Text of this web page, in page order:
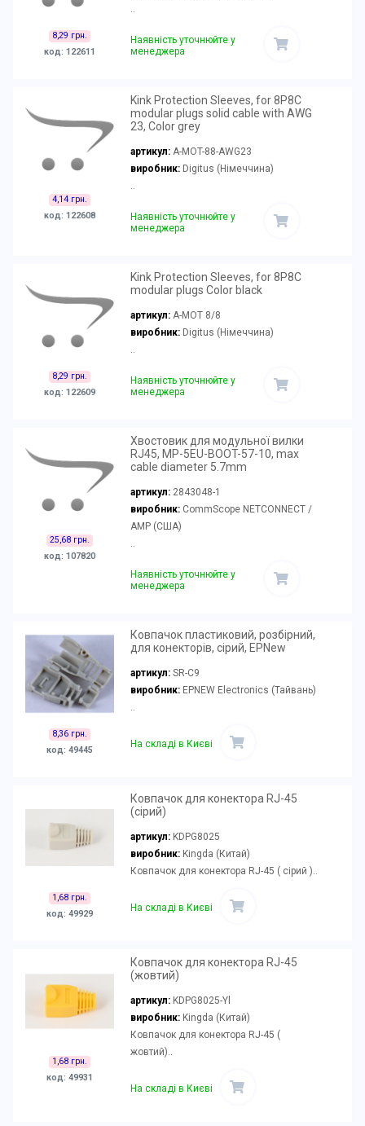
8,29 грн.
код: 122611
Наявність уточнюйте у
менеджера
4,14 грн.
код: 122608
Kink Protection Sleeves, for 8P8C
modular plugs solid cable with AWG
23, Color grey
артикул: A-MOT-88-AWG23
виробник:Digitus (Німеччина)
Наявність уточнюйте у
менеджера
8,29 грн.
код: 122609
Kink Protection Sleeves, for 8P8C
modular plugs Color black
артикул: A-MOT 8/8
виробник:Digitus (Німеччина)
Наявність уточнюйте у
менеджера
25,68 грн.
код: 107820
Хвостовик для модульної вилки
RJ45, MP-5EU-BOOT-57-10, max
cable diameter 5.7mm
артикул: 2843048-1
виробник:CommScope NETCONNECT /
AMP (США)
Наявність уточнюйте у
менеджера
8,36 грн.
код: 49445
Ковпачок пластиковий, розбірний,
для конекторів, сірий, EPNew
артикул: SR-C9
виробник:EPNEW Electronics (Тайвань)
На складі в Києві
1,68 грн.
код: 49929
Ковпачок для конектора RJ-45
(сірий)
артикул: KDPG8025
виробник:Kingda (Китай)
Ковпачок для конектора RJ-45 ( сірий )..
На складі в Києві
1,68 грн.
код: 49931
Ковпачок для конектора RJ-45
(жовтий)
артикул: KDPG8025-Yl
виробник:Kingda (Китай)
Ковпачок для конектора RJ-45 (
жовтий)..
На складі в Києві